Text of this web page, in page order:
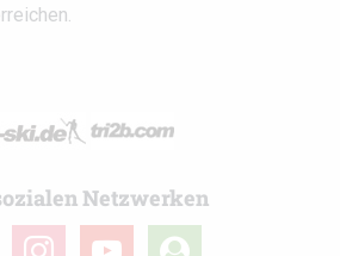
Netzwerken
instagramyoutube
user-